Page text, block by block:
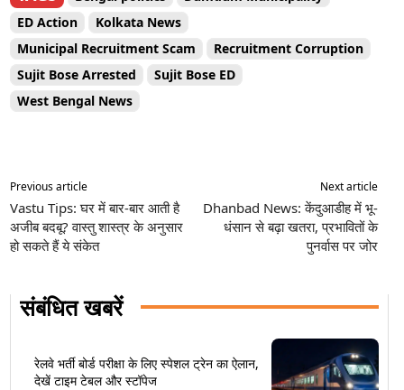
ED Action
Kolkata News
Municipal Recruitment Scam
Recruitment Corruption
Sujit Bose Arrested
Sujit Bose ED
West Bengal News
Previous article
Vastu Tips: घर में बार-बार आती है
अजीब बदबू? वास्तु शास्त्र के अनुसार
हो सकते हैं ये संकेत
Next article
Dhanbad News: केंदुआडीह में भू-
धंसान से बढ़ा खतरा, प्रभावितों के
पुनर्वास पर जोर
संबंधित खबरें
रेलवे भर्ती बोर्ड परीक्षा के लिए स्पेशल ट्रेन का ऐलान,
देखें टाइम टेबल और स्टॉपेज